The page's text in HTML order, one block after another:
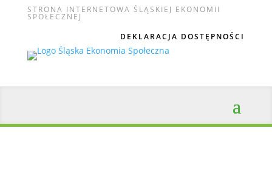
STRONA INTERNETOWA ŚLĄSKIEJ EKONOMII
SPOŁECZNEJ
DEKLARACJA DOSTĘPNOŚCI